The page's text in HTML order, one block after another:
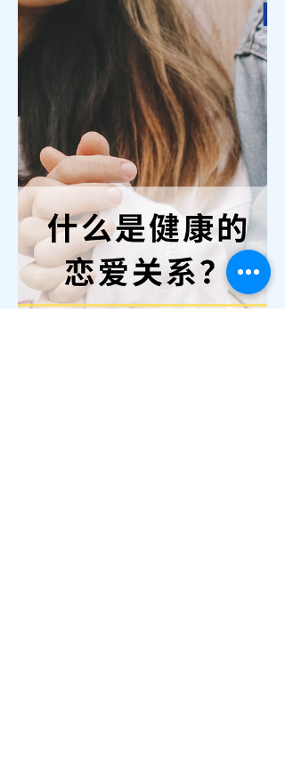
柔、天空澄净，空气中则弥漫着尚未散
尽的节日温度。对于许多情侣而言，一
月正是创造共同记忆、重新建立生活仪
式感的最好时机。无论你们刚开始交
往、稳定相伴许久，或正在准备迈入关
系更深的阶段，一个 thoughtfully
planned 的约会，往往能为一年定下温
柔而坚定的基调。 以下精选 2026 年湾
区最值得情侣尝试的十种新年约会方式
，从自然、城市、人文到温泉疗愈，每
一种都带着独立的氛围，也都能成为你
们感情道路上的独特章节。 湾区情侣新
年约会活动 Top 10 一、海边迎接新年的
第一道光：用日出为彼此许愿 在湾区生
活的人，大多习惯看日落，却很少真正